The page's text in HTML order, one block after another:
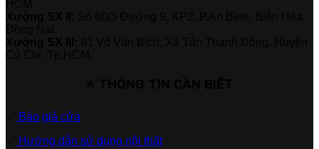
Báo giá cửa
Hướng dẫn sử dụng nội thất